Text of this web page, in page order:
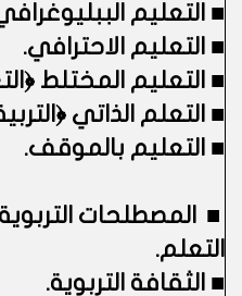
■ التعليم
■ التعليم الاحترافي.
■ التعليم المختلط
■ التعلم الذاتي
■ التعليم بالموقف.
■
المصطلحات
التعلم.
■ الثقافة التربوية.